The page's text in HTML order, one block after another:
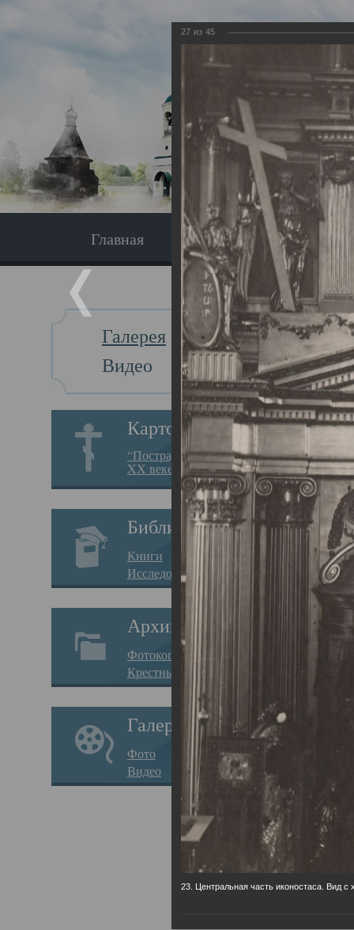
Главная Экскурсия
Галерея
Видео
Картотека
“Пострадавшие за веру в
XX веке на Севере”
Библиотека
Книги
Исследования
Архив
Фотокопии дел
Крестные ходы
Галерея
Фото
Видео
Главная
27 из 45
23. Центральная часть иконостаса. Вид с